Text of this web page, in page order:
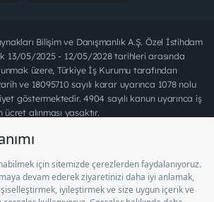
Bilişim ve Danışmanlık A.Ş. Özel İstihdam
13/05/2025 - 12/05/2028 tarihleri arasında
üzere, Türkiye İş Kurumu tarafından
ve 18095710 sayılı karar uyarınca 1078 nolu
göstermektedir. 4904 sayılı kanun uyarınca iş
alınması yasaktır.